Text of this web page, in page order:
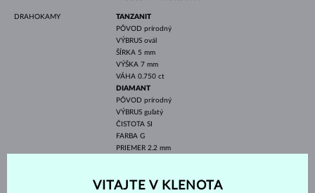
DRAHOKAMY
TANZANIT
PÔVOD prírodný
VÝBRUS ovál
ŠÍRKA 5 mm
VÝŠKA 7 mm
VÁHA 0.750 ct
DIAMANT
PÔVOD prírodný
VÝBRUS guľatý
ČISTOTA SI
FARBA G
PRIEMER 2.2 mm
5.00 mm
VITAJTE V KLENOTA